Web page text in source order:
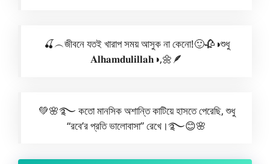
🍒︵জীবনে যতই খারাপ সময় আসুক না কেনো!🙂🥀◑শুধু
𝐀𝐥𝐡𝐚𝐦𝐝𝐮𝐥𝐢𝐥𝐥𝐚𝐡◑,🌼🪶
💚🌸࿐ কতো মানসিক অশান্তি কাটিয়ে হাসতে পেরেছি, শুধু
“রবে’র প্রতি ভালোবাসা” রেখে।࿐😊🌸